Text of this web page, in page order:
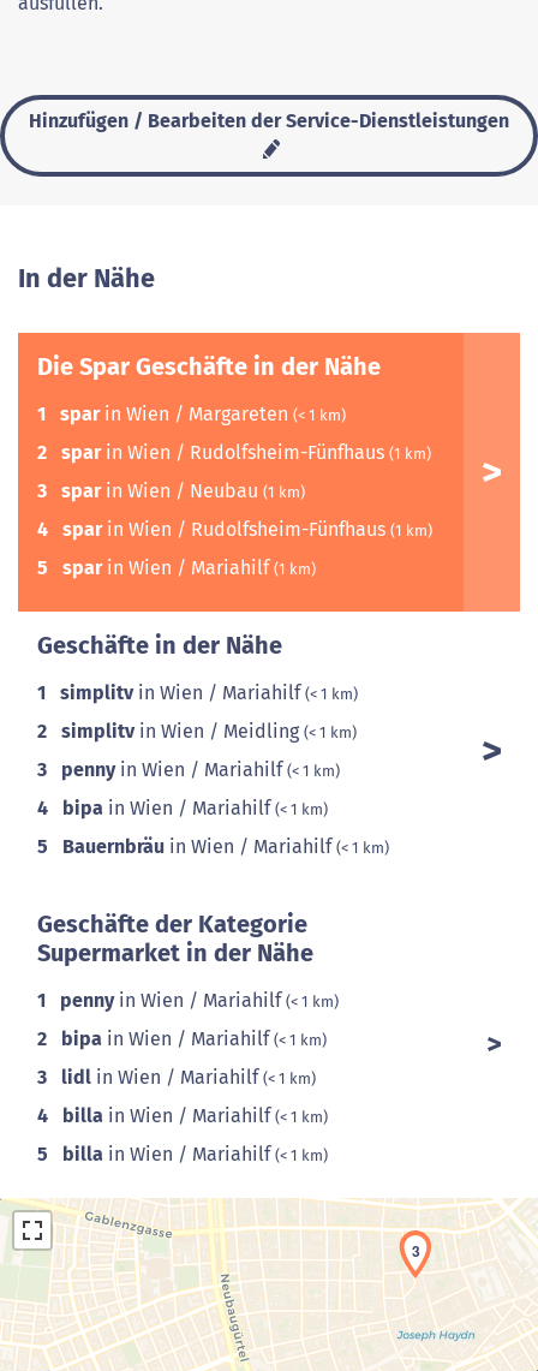
Hinzufügen / Bearbeiten der Service-Dienstleistungen
In der Nähe
Die Spar Geschäfte in der Nähe
1 sparin Wien / Margareten (< 1 km)
2 sparin Wien / Rudolfsheim-Fünfhaus (1 km)
3 sparin Wien / Neubau (1 km)
4 sparin Wien / Rudolfsheim-Fünfhaus (1 km)
5 sparin Wien / Mariahilf (1 km)
Geschäfte in der Nähe
1 simplitvin Wien / Mariahilf(< 1 km)
2 simplitvin Wien / Meidling (< 1 km)
3 pennyin Wien / Mariahilf(< 1 km)
4 bipa in Wien / Mariahilf(< 1 km)
5 Bauernbräu in Wien / Mariahilf(< 1 km)
Geschäfte der Kategorie
Supermarket in der Nähe
1 pennyin Wien / Mariahilf(< 1 km)
2 bipa in Wien / Mariahilf(< 1 km)
3 lidl in Wien / Mariahilf(< 1 km)
4 billa in Wien / Mariahilf(< 1 km)
5 billa in Wien / Mariahilf(< 1 km)
3